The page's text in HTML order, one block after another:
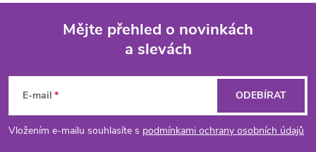
p
Mějte přehled o novinkách
a slevách
E-mail
Vložením e-mailu souhlasíte s podmínkami ochrany osobních údajů
ODEBÍRAT